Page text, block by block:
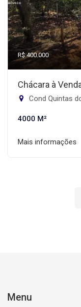
R$ 400.000
Chácara à
Cond Quintas
4000 M²
Mais informações
Menu